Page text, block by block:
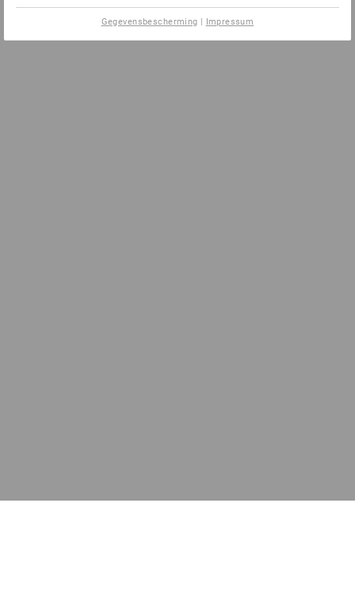
Gegevensbescherming | Impressum